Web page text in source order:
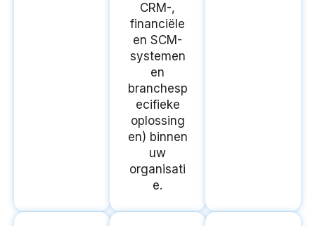
CRM-,
financiële
en SCM-
systemen
en
branchesp
ecifieke
oplossing
en) binnen
uw
organisati
e.